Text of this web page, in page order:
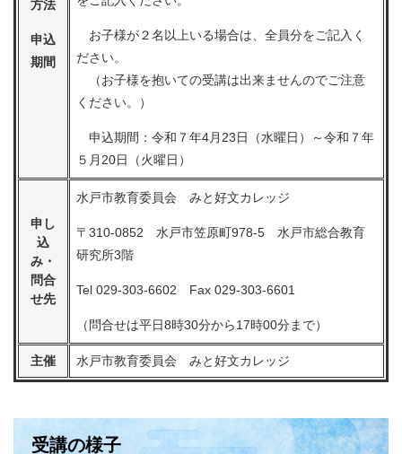
方法
申込
期間
お子様が２名以上いる場合は、全員分をご記入く
ださい。
（お子様を抱いての受講は出来ませんのでご注意
ください。）
申込期間：令和７年4月23日（水曜日）～令和７年
５月20日（火曜日）
申し
込
み・
問合
せ先
水戸市教育委員会 みと好文カレッジ
〒310-0852 水戸市笠原町978-5 水戸市総合教育
研究所3階
Tel 029-303-6602 Fax 029-303-6601
（問合せは平日8時30分から17時00分まで）
主催 水戸市教育委員会 みと好文カレッジ
受講の様子